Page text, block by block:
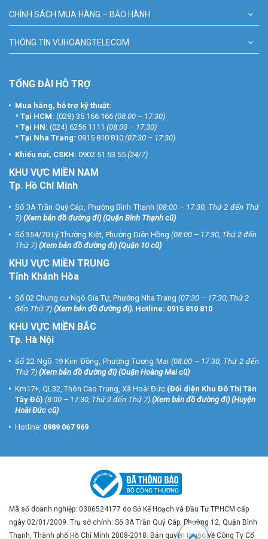
CHÍNH SÁCH MUA HÀNG – BẢO HÀNH
THÔNG TIN VUHOANGTELECOM
TỔNG ĐÀI HỖ TRỢ
Mua hàng, hỗ trợ kỹ thuật:
* Tại HCM: (028) 35 166 166 (08:00 – 17:30)
* Tại HN: (024) 6256 1111 (08:00 – 17:30)
* Tại Nha Trang: 0915 810 810 (07:30 – 17:30)
Khiếu nại, CSKH: 0902 51 53 55 (24/7)
KHU VỰC MIỀN NAM
Tp. Hồ Chí Minh
Số 3A Trần Quý Cáp, Phường Bình Thạnh (08:00 – 17:30, Thứ 2 đến Thứ
7) (Xem bản đồ đường đi) (Quận Bình Thạnh cũ)
Số 354/70 Lý Thường Kiệt, Phường Diên Hồng (08:00 – 17:30, Thứ 2 đến
Thứ 7) (Xem bản đồ đường đi) (Quận 10 cũ)
KHU VỰC MIỀN TRUNG
Tỉnh Khánh Hòa
Số 02 Chung cư Ngô Gia Tự, Phường Nha Trang (07:30 – 17:30, Thứ 2
đến Thứ 7) (Xem bản đồ đường đi). Hotline: 0915 810 810
KHU VỰC MIỀN BẮC
Tp. Hà Nội
Số 22 Ngõ 19 Kim Đồng, Phường Tương Mai (08:00 – 17:30, Thứ 2 đến
Thứ 7) (Xem bản đồ đường đi) (Quận Hoàng Mai cũ)
Km17+, QL32, Thôn Cao Trung, Xã Hoài Đức (Đối diện Khu Đô Thị Tân
Tây Đô) (8:00 – 17:30, Thứ 2 đến Thứ 7) (Xem bản đồ đường đi) (Huyện
Hoài Đức cũ)
Hotline: 0989 067 969
Mã số doanh nghiệp: 0306524177 do Sở Kế Hoạch và Đầu Tư TP.HCM cấp
ngày 02/01/2009. Trụ sở chính: Số 3A Trần Quý Cáp, Phường 12, Quận Bình
Thạnh, Thành phố Hồ Chí Minh 2008-2018. Bản quyền thuộc về Công Ty Cổ